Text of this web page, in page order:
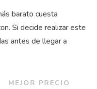
barato cuesta
Si decide realizar este
antes de llegar a
MEJOR PRECIO